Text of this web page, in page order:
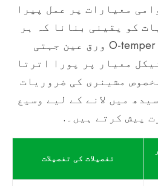
معیارات پر عمل پیرا
کو یقینی بنانا کہ ہر
رول 8079 O-temper ورق عین جہتی
معیار پر پورا اترتا
مشینری کی ضروریات
میں لانے کے لیے وسیع
پیش کرتے ہیں۔.
تفصیلات کی تفصیلات